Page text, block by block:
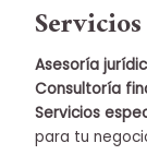
Asesoría
Consultoría
Servicios
para tu